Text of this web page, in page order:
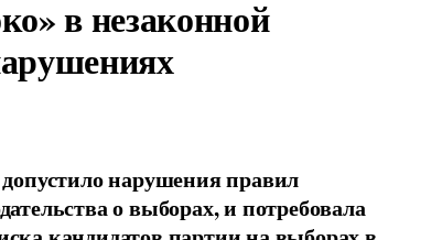
в незаконной
нарушения правил
о выборах, и потребовала